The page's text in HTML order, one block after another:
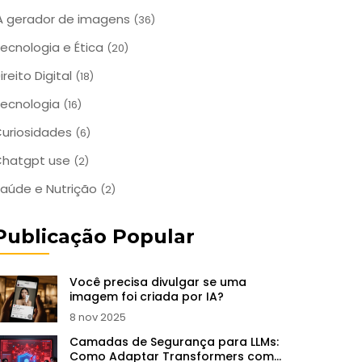
gerador de imagens (36)
e Ética (20)
Digital (18)
(16)
(6)
use (2)
e Nutrição (2)
Popular
Você precisa divulgar se uma
imagem foi criada por IA?
8 nov 2025
Camadas de Segurança para LLMs:
Como Adaptar Transformers com